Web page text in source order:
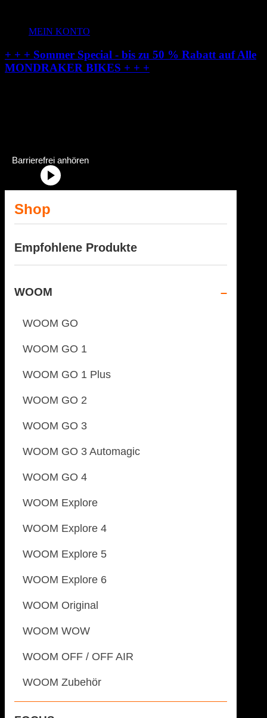
MEIN KONTO
+ + + Sommer Special - bis zu 50 % Rabatt auf Alle
MONDRAKER BIKES + + +
Radstation Onlineshop Header Abschnittstitel: „Radstation-
Barrierefrei anhören
Shop
Empfohlene Produkte
WOOM
WOOM GO
WOOM GO 1
WOOM GO 1 Plus
WOOM GO 2
WOOM GO 3
WOOM GO 3 Automagic
WOOM GO 4
WOOM Explore
WOOM Explore 4
WOOM Explore 5
WOOM Explore 6
WOOM Original
WOOM WOW
WOOM OFF / OFF AIR
WOOM Zubehör